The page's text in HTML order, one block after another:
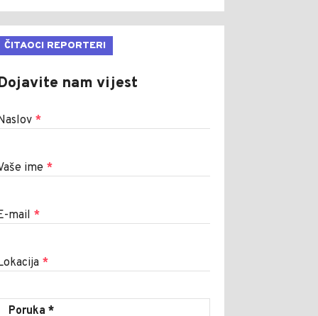
ČITAOCI REPORTERI
nam vijest
*
ime *
mail *
*